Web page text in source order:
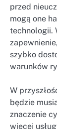
przed
mogą one
technologii.
szybko
warunków
W
będzie
znaczenie
więcej